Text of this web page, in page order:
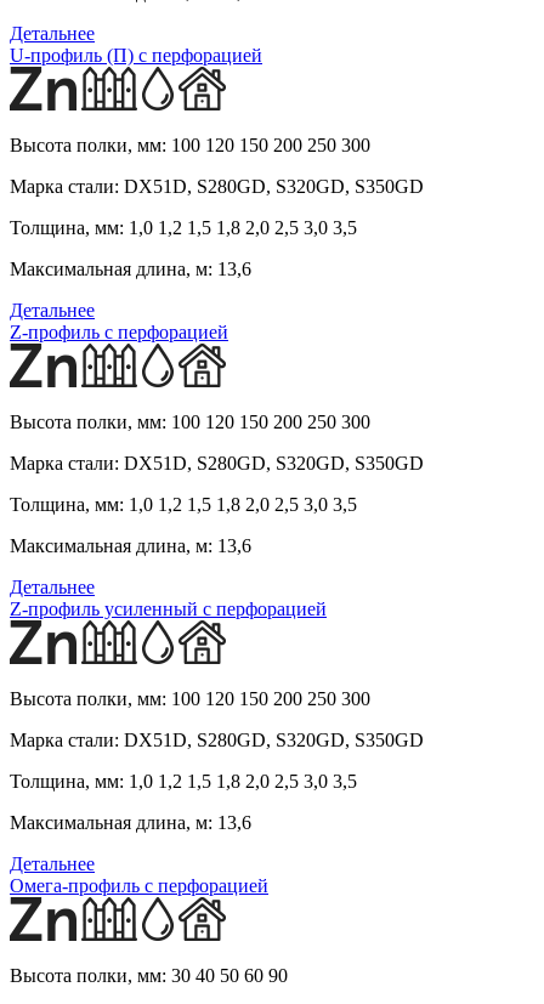
Детальнее
U-профиль (П) с перфорацией
Высота полки, мм: 100 120 150 200 250 300
Марка стали: DX51D, S280GD, S320GD, S350GD
Толщина, мм: 1,0 1,2 1,5 1,8 2,0 2,5 3,0 3,5
Максимальная длина, м: 13,6
Детальнее
Z-профиль с перфорацией
Высота полки, мм: 100 120 150 200 250 300
Марка стали: DX51D, S280GD, S320GD, S350GD
Толщина, мм: 1,0 1,2 1,5 1,8 2,0 2,5 3,0 3,5
Максимальная длина, м: 13,6
Детальнее
Z-профиль усиленный с перфорацией
Высота полки, мм: 100 120 150 200 250 300
Марка стали: DX51D, S280GD, S320GD, S350GD
Толщина, мм: 1,0 1,2 1,5 1,8 2,0 2,5 3,0 3,5
Максимальная длина, м: 13,6
Детальнее
Омега-профиль с перфорацией
Высота полки, мм: 30 40 50 60 90